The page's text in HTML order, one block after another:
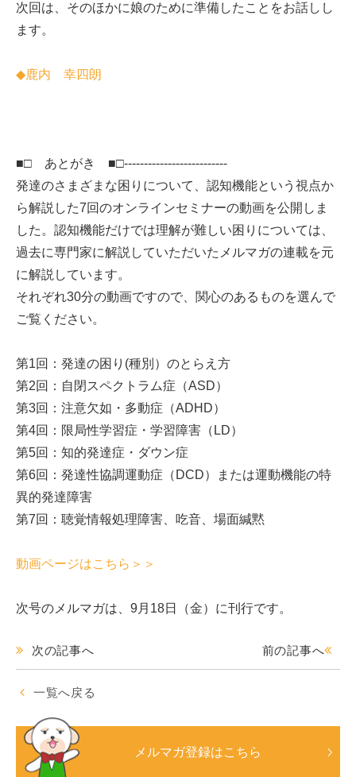
次回は、そのほかに娘のために準備したことをお話しし
ます。
◆鹿内 幸四朗
■□ あとがき ■□--------------------------
発達のさまざまな困りについて、認知機能という視点か
ら解説した7回のオンラインセミナーの動画を公開しま
した。認知機能だけでは理解が難しい困りについては、
過去に専門家に解説していただいたメルマガの連載を元
に解説しています。
それぞれ30分の動画ですので、関心のあるものを選んで
ご覧ください。
第1回：発達の困り(種別）のとらえ方
第2回：自閉スペクトラム症（ASD）
第3回：注意欠如・多動症（ADHD）
第4回：限局性学習症・学習障害（LD）
第5回：知的発達症・ダウン症
第6回：発達性協調運動症（DCD）または運動機能の特
異的発達障害
第7回：聴覚情報処理障害、吃音、場面緘黙
動画ページはこちら＞＞
次号のメルマガは、9月18日（金）に刊行です。
前の記事へ
次の記事へ
一覧へ戻る
メルマガ登録はこちら